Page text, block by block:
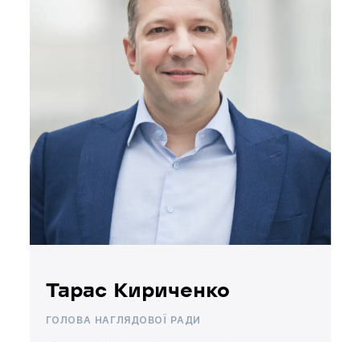
Тарас Кириченко
ГОЛОВА НАГЛЯДОВОЇ РАДИ